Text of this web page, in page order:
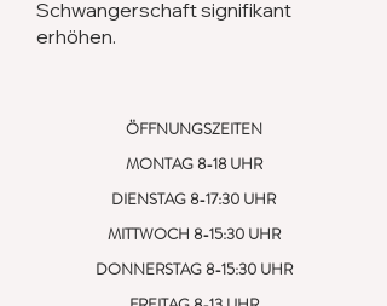
Schwangerschaft signifikant
erhöhen.
ÖFFNUNGSZEITEN
MONTAG 8-18 UHR
DIENSTAG 8-17:30 UHR
MITTWOCH 8-15:30 UHR
DONNERSTAG 8-15:30 UHR